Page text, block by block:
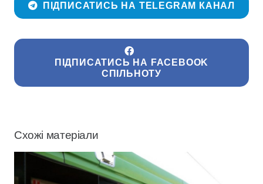
ПІДПИСАТИСЬ НА TELEGRAM КАНАЛ
ПІДПИСАТИСЬ НА FACEBOOK
СПІЛЬНОТУ
Схожі матеріали